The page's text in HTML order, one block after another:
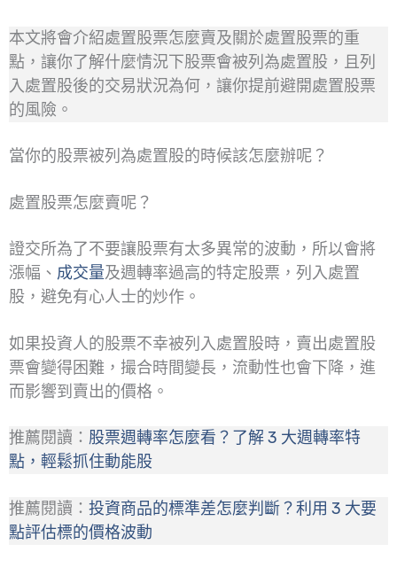
本文將會介紹處置股票怎麼賣及關於處置股票的重
點，讓你了解什麼情況下股票會被列為處置股，且列
入處置股後的交易狀況為何，讓你提前避開處置股票
的風險。
當你的股票被列為處置股的時候該怎麼辦呢？
處置股票怎麼賣呢？
證交所為了不要讓股票有太多異常的波動，所以會將
漲幅、 成交量及週轉率過高的特定股票，列入處置
股，避免有心人士的炒作。
如果投資人的股票不幸被列入處置股時，賣出處置股
票會變得困難，撮合時間變長，流動性也會下降，進
而影響到賣出的價格。
推薦閱讀： 股票週轉率怎麼看？了解 3 大週轉率特
點，輕鬆抓住動能股
推薦閱讀： 投資商品的標準差怎麼判斷？利用 3 大要
點評估標的價格波動